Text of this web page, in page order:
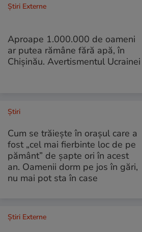
Știri Externe
Aproape 1.000.000 de oameni
ar putea rămâne fără apă, în
Chișinău. Avertismentul Ucrainei
Ştiri
Cum se trăiește în orașul care a
fost „cel mai fierbinte loc de pe
pământ” de șapte ori în acest
an. Oamenii dorm pe jos în gări,
nu mai pot sta în case
Știri Externe